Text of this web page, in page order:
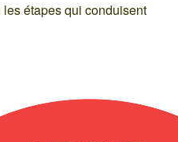
étapes qui conduisent